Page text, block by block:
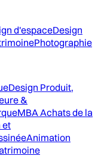
d'espaceDesign
Photographie
Design Produit,
&
MBA Achats de la
et
Animation